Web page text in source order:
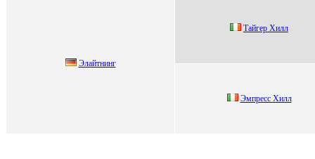
Элайтнинг
Tайгeр Хилл
Эмпpеcc Xилл